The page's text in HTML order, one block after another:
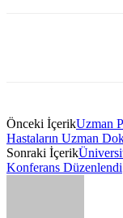
Önceki İçerikUzman
Hastaların Uzman
Sonraki İçerik
Konferans Düzenlendi